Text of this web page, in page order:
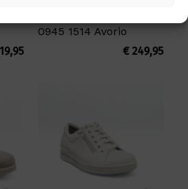
0945 1514 Avorio
€249,95